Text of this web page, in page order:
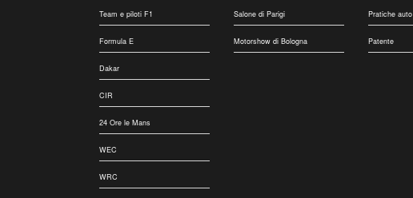
Team e piloti F1
Formula E
Dakar
CIR
24 Ore le Mans
WEC
WRC
Salone di Parigi
Motorshow di Bologna
Pratiche auto
Patente